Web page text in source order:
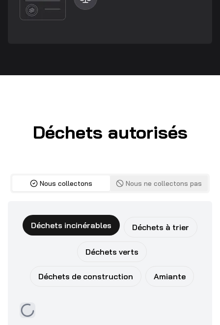
Déchets autorisés
Nous collectons Nous ne collectons pas
Déchets incinérables Déchets à trier
Déchets verts
Déchets de construction Amiante